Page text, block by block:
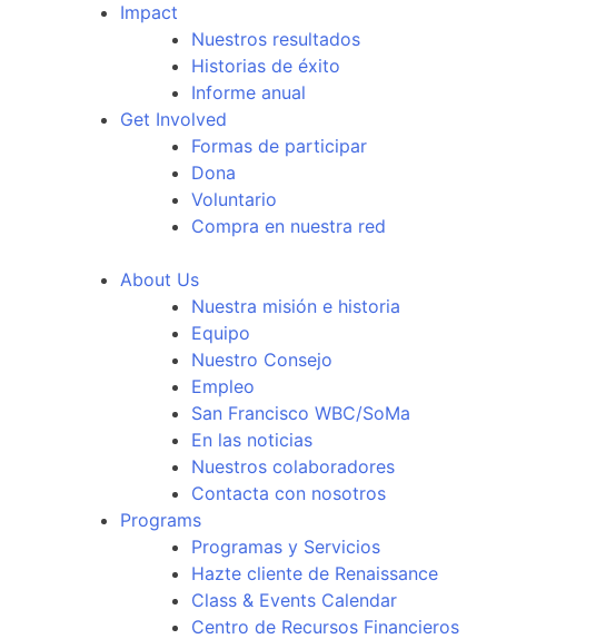
Impact
Nuestros resultados
Historias de éxito
Informe anual
Get Involved
Formas de participar
Dona
Voluntario
Compra en nuestra red
About Us
Nuestra misión e historia
Equipo
Nuestro Consejo
Empleo
San Francisco WBC/SoMa
En las noticias
Nuestros colaboradores
Contacta con nosotros
Programs
Programas y Servicios
Hazte cliente de Renaissance
Class & Events Calendar
Centro de Recursos Financieros